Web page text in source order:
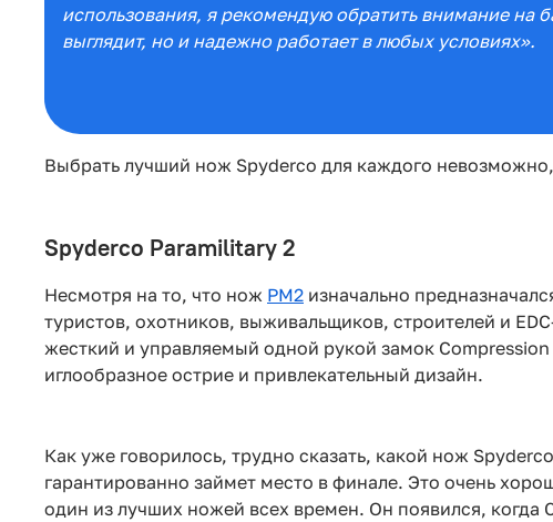
использования, я рекомендую обратить внимание на
выглядит, но и надежно работает в любых условиях».
Выбрать лучший нож Spyderco для каждого
Spyderco Paramilitary 2
Несмотря на то, что нож PM2 изначально
туристов, охотников, выживальщиков, строителей и
жесткий и управляемый одной рукой замок
иглообразное острие и привлекательный дизайн.
Как уже говорилось, трудно сказать, какой нож
гарантированно займет место в финале. Это очень
один из лучших ножей всех времен. Он появился, когда